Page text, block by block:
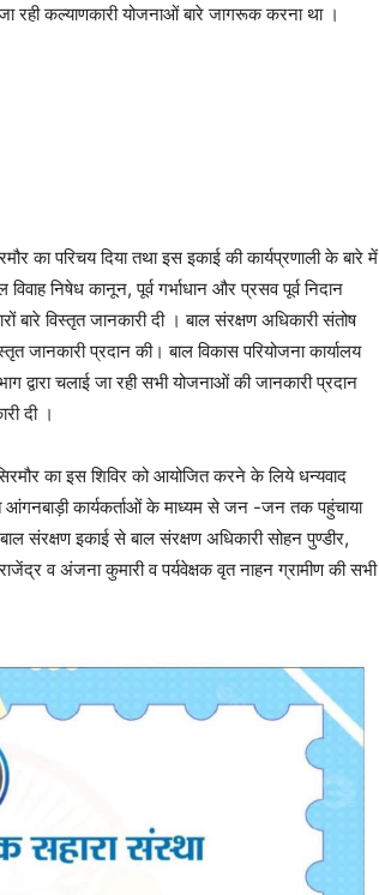
रही कल्याणकारी योजनाओं बारे जागरूक करना था ।
का परिचय दिया तथा इस इकाई की कार्यप्रणाली के बारे में
निषेध कानून, पूर्व गर्भाधान और प्रसव पूर्व निदान
विस्तृत जानकारी दी । बाल संरक्षण अधिकारी संतोष
जानकारी प्रदान की। बाल विकास परियोजना कार्यालय
द्वारा चलाई जा रही सभी योजनाओं की जानकारी प्रदान
दी ।
का इस शिविर को आयोजित करने के लिये धन्यवाद
आंगनबाड़ी कार्यकर्ताओं के माध्यम से जन -जन तक पहुंचाया
संरक्षण इकाई से बाल संरक्षण अधिकारी सोहन पुण्डीर,
व अंजना कुमारी व पर्यवेक्षक वृत नाहन ग्रामीण की सभी